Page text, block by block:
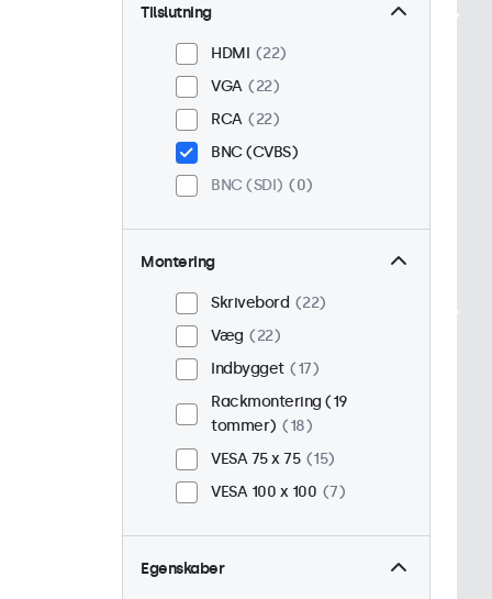
Tilslutning
HDMI
22
VGA
22
RCA
22
BNC (CVBS)
BNC (SDI)
0
Montering
Skrivebord
22
Væg
22
Indbygget
17
Rackmontering (19
tommer)
18
VESA 75 x 75
15
VESA 100 x 100
7
Egenskaber